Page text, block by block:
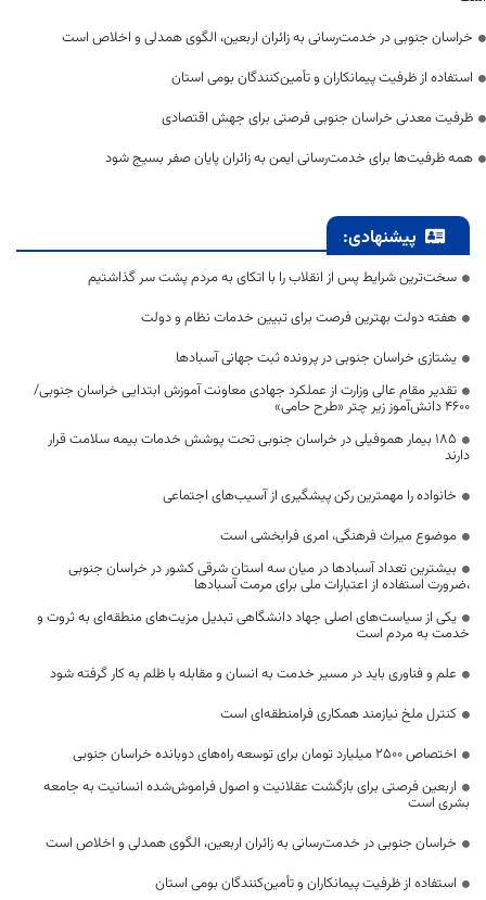
خراسان جنوبی در خدمت‌رسانی به زائران اربعین، الگوی همدلی و اخلاص است
استفاده از ظرفیت پیمانکاران و تأمین‌کنندگان بومی استان
ظرفیت معدنی خراسان جنوبی فرصتی برای جهش اقتصادی
همه ظرفیت‌ها برای خدمت‌رسانی ایمن به زائران پایان صفر بسیج شود
پیشنهادی:
سخت‌ترین شرایط پس از انقلاب را با اتکای به مردم پشت سر گذاشتیم
هفته دولت بهترین فرصت برای تبیین خدمات نظام و دولت
یشتازی خراسان جنوبی در پرونده ثبت جهانی آسبادها
تقدیر مقام عالی وزارت از عملکرد جهادی معاونت آموزش ابتدایی خراسان جنوبی/
۴۶۰۰ دانش‌آموز زیر چتر «طرح حامی»
۱۸۵ بیمار هموفیلی در خراسان جنوبی تحت پوشش خدمات بیمه سلامت قرار
دارند
خانواده را مهمترین رکن پیشگیری از آسیب‌های اجتماعی
موضوع میراث فرهنگی، امری فرابخشی است
بیشترین تعداد آسبادها در میان سه استان شرقی کشور در خراسان جنوبی
،ضرورت استفاده از اعتبارات ملی برای مرمت آسبادها
یکی از سیاست‌های اصلی جهاد دانشگاهی تبدیل مزیت‌های منطقه‌ای به ثروت و
خدمت به مردم است
علم و فناوری باید در مسیر خدمت به انسان و مقابله با ظلم به کار گرفته شود
کنترل ملخ نیازمند همکاری فرامنطقه‌ای است
اختصاص 2500 میلیارد تومان برای توسعه راه‌های دوبانده خراسان جنوبی
اربعین فرصتی برای بازگشت عقلانیت و اصول فراموش‌شده انسانیت به جامعه
بشری است
خراسان جنوبی در خدمت‌رسانی به زائران اربعین، الگوی همدلی و اخلاص است
استفاده از ظرفیت پیمانکاران و تأمین‌کنندگان بومی استان